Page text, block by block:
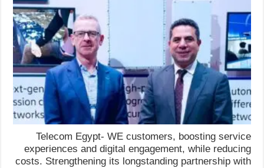
Telecom Egypt- WE customers, boosting service
experiences and digital engagement, while reducing
costs. Strengthening its longstanding partnership with